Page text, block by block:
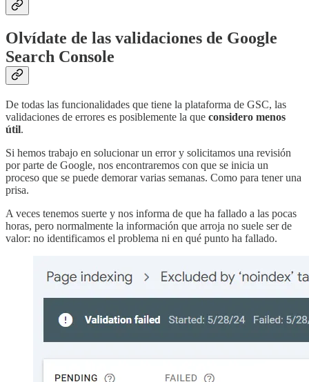
Olvídate de las validaciones de Google
Search Console
De todas las funcionalidades que tiene la plataforma de GSC, las
validaciones de errores es posiblemente la que considero menos
útil.
Si hemos trabajo en solucionar un error y solicitamos una revisión
por parte de Google, nos encontraremos con que se inicia un
proceso que se puede demorar varias semanas. Como para tener una
prisa.
A veces tenemos suerte y nos informa de que ha fallado a las pocas
horas, pero normalmente la información que arroja no suele ser de
valor: no identificamos el problema ni en qué punto ha fallado.